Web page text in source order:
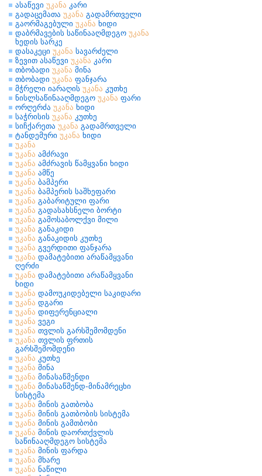
ასაწევი უკანა კარი
გადაცემათა უკანა გადამრთველი
გაორმაგებული უკანა ხიდი
დაბრმავების საწინააღმდეგო უკანა
ხედის სარკე
დასაკეცი უკანა სავარძელი
ზევით ასაწევი უკანა კარი
თბობადი უკანა მინა
თბობადი უკანა ფანჯარა
მჭრელი იარაღის უკანა კუთხე
ნისლსაწინააღმდეგო უკანა ფარი
ორღერძა უკანა ხიდი
საჭრისის უკანა კუთხე
სიჩქარეთა უკანა გადამრთველი
ტანდემური უკანა ხიდი
უკანა
უკანა ამძრავი
უკანა ამძრავის წამყვანი ხიდი
უკანა ამწე
უკანა ბამპერი
უკანა ბამპერის საშხეფარი
უკანა გაბარიტული ფარი
უკანა გადასახსნელი ბორტი
უკანა გამოსაბოლქვი მილი
უკანა განაკიდი
უკანა განაკიდის კუთხე
უკანა გვერდითი ფანჯარა
უკანა დამატებითი არაწამყვანი
ღერძი
უკანა დამატებითი არაწამყვანი
ხიდი
უკანა დამოუკიდებელი საკიდარი
უკანა დგარი
უკანა დიფერენციალი
უკანა ვეგი
უკანა თვლის გარსშემომდენი
უკანა თვლის ფრთის
გარსშემომდენი
უკანა კუთხე
უკანა მინა
უკანა მინასაწმენდი
უკანა მინასაწმენდ-მინამრეცხი
სისტემა
უკანა მინის გათბობა
უკანა მინის გათბობის სისტემა
უკანა მინის გამთბობი
უკანა მინის დაორთქვლის
საწინააღმდეგო სისტემა
უკანა მინის ფარდა
უკანა მხარე
უკანა ნაწილი